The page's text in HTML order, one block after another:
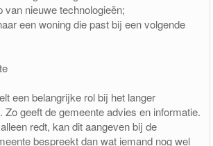
van nieuwe technologieën;
een woning die past bij een volgende
een belangrijke rol bij het langer
Zo geeft de gemeente advies en informatie.
redt, kan dit aangeven bij de
bespreekt dan wat iemand nog wel